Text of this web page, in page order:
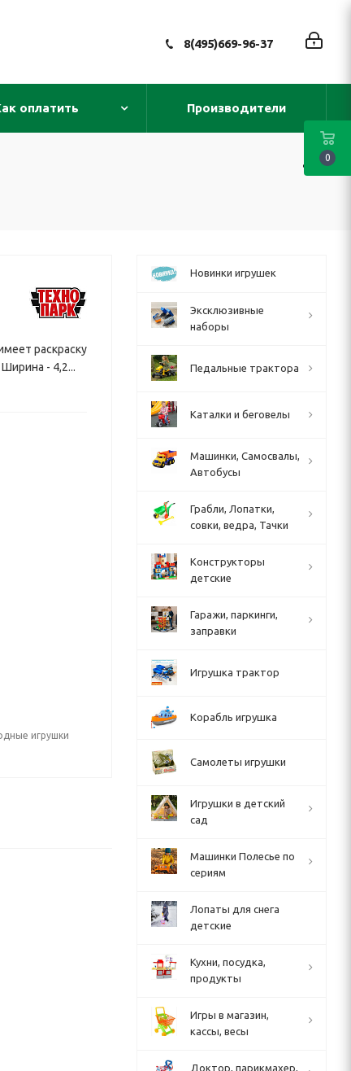
8(495)669-96-37
оплатить Производители
раскраску
- 4,2...
игрушки
Новинки игрушек
Эксклюзивные
наборы
Педальные трактора
Каталки и беговелы
Машинки, Самосвалы,
Автобусы
Грабли, Лопатки,
совки, ведра, Тачки
Конструкторы
детские
Гаражи, паркинги,
заправки
Игрушка трактор
Корабль игрушка
Самолеты игрушки
Игрушки в детский
сад
Машинки Полесье по
сериям
Лопаты для снега
детские
Кухни, посудка,
продукты
Игры в магазин,
кассы, весы
Доктор, парикмахер,
0